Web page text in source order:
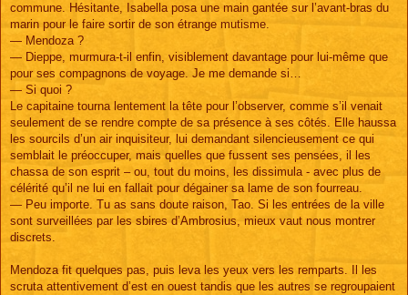
commune. Hésitante, Isabella posa une main gantée sur l’avant-bras du
marin pour le faire sortir de son étrange mutisme.
— Mendoza ?
— Dieppe, murmura-t-il enfin, visiblement davantage pour lui-même que
pour ses compagnons de voyage. Je me demande si…
— Si quoi ?
Le capitaine tourna lentement la tête pour l’observer, comme s’il venait
seulement de se rendre compte de sa présence à ses côtés. Elle haussa
les sourcils d’un air inquisiteur, lui demandant silencieusement ce qui
semblait le préoccuper, mais quelles que fussent ses pensées, il les
chassa de son esprit – ou, tout du moins, les dissimula - avec plus de
célérité qu’il ne lui en fallait pour dégainer sa lame de son fourreau.
— Peu importe. Tu as sans doute raison, Tao. Si les entrées de la ville
sont surveillées par les sbires d’Ambrosius, mieux vaut nous montrer
discrets.
Mendoza fit quelques pas, puis leva les yeux vers les remparts. Il les
scruta attentivement d’est en ouest tandis que les autres se regroupaient